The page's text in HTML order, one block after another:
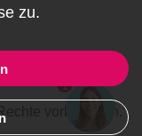
vorbehalten.
zu.
1